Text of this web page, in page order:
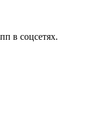
в соцсетях.